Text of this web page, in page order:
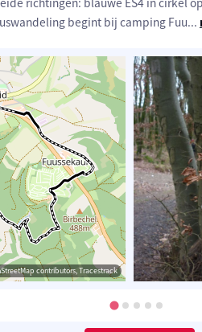
© Eddy & Rita
begint bij camping Fuu...
contributors, Tracestrack